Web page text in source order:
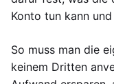
Konto tun kann
So muss man die
keinem Dritten